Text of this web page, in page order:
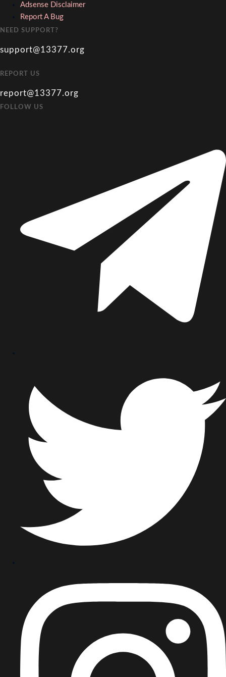
Adsense Disclaimer
Report A Bug
NEED SUPPORT?
support@13377.org
REPORT US
report@13377.org
FOLLOW US